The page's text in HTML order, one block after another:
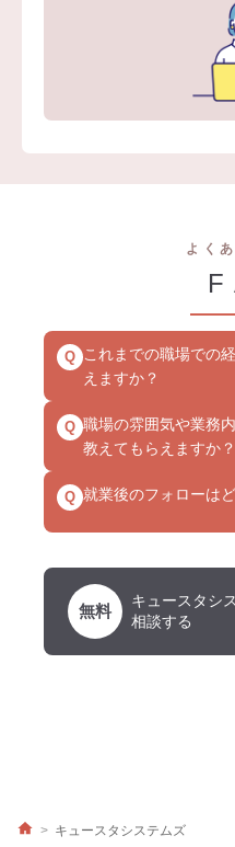
よく
Q これまでの職場での
えますか？
Q 職場の雰囲気や業務
教えてもらえますか？
Q 就業後のフォローは
無料
キュースタシ
相談する
キュースタシステムズ